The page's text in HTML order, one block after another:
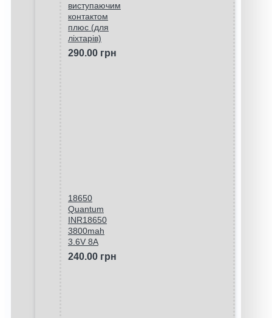
виступаючим
контактом
плюс (для
ліхтарів)
290.00 грн
18650
Quantum
INR18650
3800mah
3.6V 8A
240.00 грн